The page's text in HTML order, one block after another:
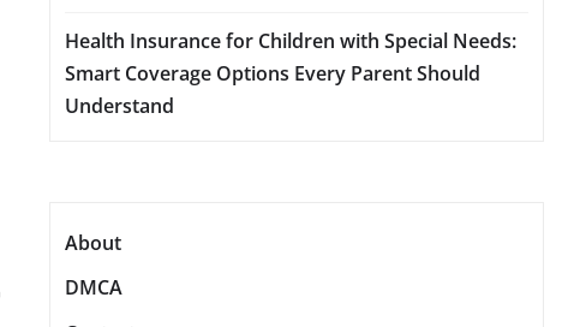
Health Insurance for Children with Special Needs:
Smart Coverage Options Every Parent Should
Understand
About
DMCA